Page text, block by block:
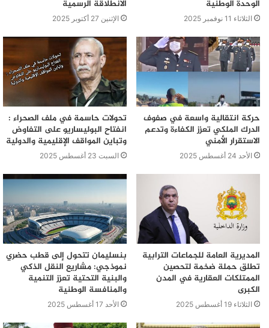
الوحدة الوطنية
الثلاثاء 11 نوفمبر 2025
الانطلاقة الرسمية
الإثنين 27 أكتوبر 2025
حركة انتقالية واسعة في صفوف
الدرك الملكي تعزز الكفاءة وتدعم
الاستقرار الأمني
الأحد 24 أغسطس 2025
تحولات حاسمة في ملف الصحراء :
انفتاح البوليساريو على التفاوض
وتباين المواقف الإقليمية والدولية
السبت 23 أغسطس 2025
المديرية العامة للجماعات الترابية
تطلق حملة ضخمة لتحصين
الممتلكات العقارية في المدن
الكبرى
الثلاثاء 19 أغسطس 2025
بنسليمان تتحول إلى قطب حضري
نموذجي: مشاريع النقل الذكي
والبنية التحتية تعزز التنمية
والمنافسة الوطنية
الأحد 17 أغسطس 2025